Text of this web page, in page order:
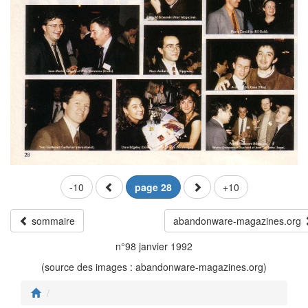
-10 page 28 +10
sommaire
abandonware-magazines.org
n°98 janvier 1992
(source des images : abandonware-magazines.org)